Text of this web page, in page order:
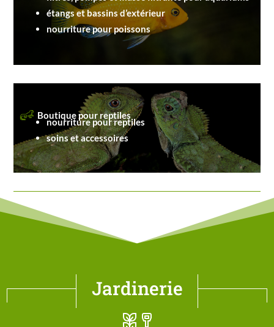
étangs et bassins d’extérieur
nourriture pour poissons
Boutique pour reptiles
nourriture pour reptiles
soins et accessoires
Jardinerie